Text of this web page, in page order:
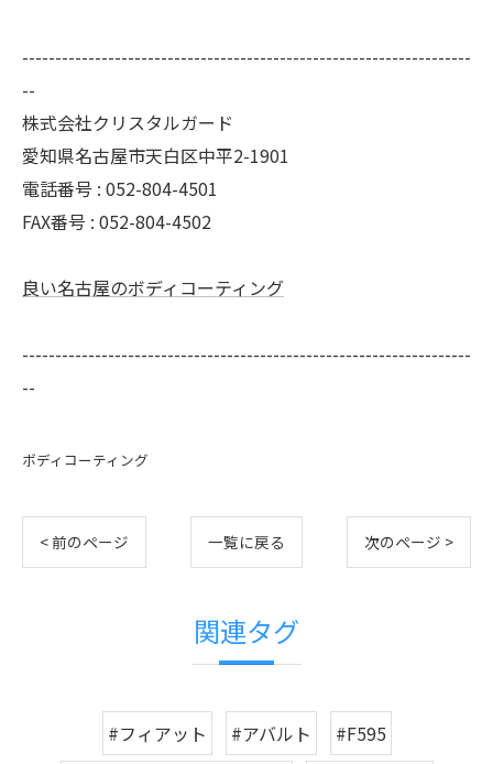
--------------------------------------------------------------------
--
株式会社クリスタルガード
愛知県名古屋市天白区中平2-1901
電話番号 : 052-804-4501
FAX番号 : 052-804-4502
良い名古屋のボディコーティング
--------------------------------------------------------------------
--
ボディコーティング
< 前のページ 一覧に戻る 次のページ >
関連タグ
#フィアット #アバルト
#F595